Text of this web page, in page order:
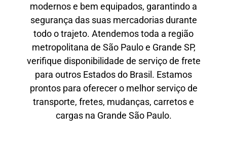
modernos e bem equipados, garantindo a
segurança das suas mercadorias durante
todo o trajeto. Atendemos toda a região
metropolitana de São Paulo e Grande SP,
verifique disponibilidade de serviço de frete
para outros Estados do Brasil. Estamos
prontos para oferecer o melhor serviço de
transporte, fretes, mudanças, carretos e
cargas na Grande São Paulo.